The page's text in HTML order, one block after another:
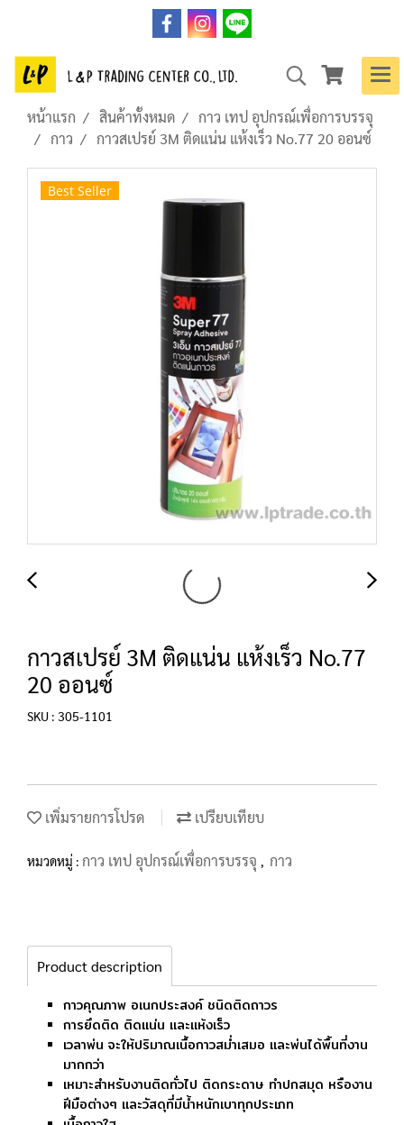
หน้าแรก สินค้าทั้งหมด
กาว เทป อุปกรณ์เพื่อการบรรจุ
กาว
กาวสเปรย์ 3M ติดแน่น แห้งเร็ว No.77 20 ออนซ์
Best Seller
กาวสเปรย์ 3M ติดแน่น แห้งเร็ว No.77
20 ออนซ์
SKU : 305-1101
เพิ่มรายการโปรด เปรียบเทียบ
หมวดหมู่ : กาว เทป อุปกรณ์เพื่อการบรรจุ , กาว
Product description
กาวคุณภาพ อเนกประสงค์ ชนิดติดถาวร
การยึดติด ติดแน่น และแห้งเร็ว
เวลาพ่น จะให้ปริมาณเนื้อกาวสม่ำเสมอ และพ่นได้พื้นที่งาน
มากกว่า
เหมาะสำหรับงานติดทั่วไป ติดกระดาษ ทำปกสมุด หรืองาน
ฝีมือต่างๆ และวัสดุที่มีน้ำหนักเบาทุกประเภท